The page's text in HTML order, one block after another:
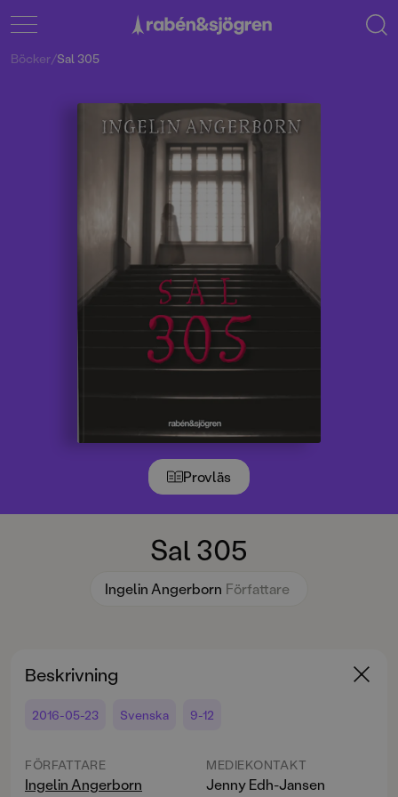
Provläs
Sal 305
Ingelin Angerborn Författare
Böcker/Sal 305
Beskrivning
2016-05-23 Svenska 9-12
FÖRFATTARE
Ingelin Angerborn
MEDIEKONTAKT
Jenny Edh-Jansen